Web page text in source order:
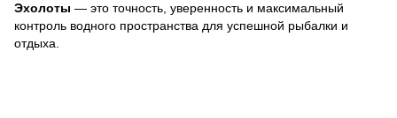
Эхолоты — это точность, уверенность и максимальный
контроль водного пространства для успешной рыбалки и
отдыха.